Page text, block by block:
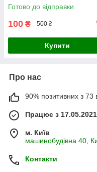
Готово до відправки
100 ₴ 500 ₴
Купити
Про нас
90% позитивних з 73
Працює з 17.05.2021
м. Київ
машинобудівна 40,
Контакти